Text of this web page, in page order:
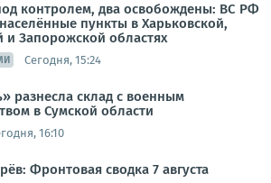
контролем, два освобождены: ВС РФ
пункты в Харьковской,
и Запорожской областях
Сегодня, 15:24
разнесла склад с военным
в Сумской области
16:10
Фронтовая сводка 7 августа